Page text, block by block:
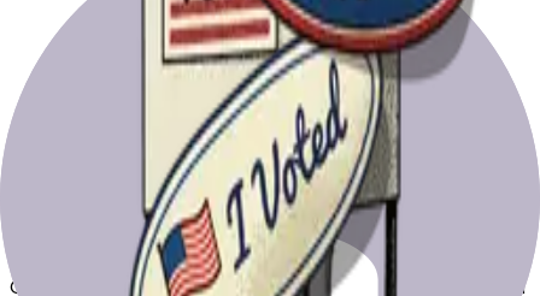
Prepárate para votar el día de las
elecciones
Consulta nuestros recursos para ayudarte a prepararte para